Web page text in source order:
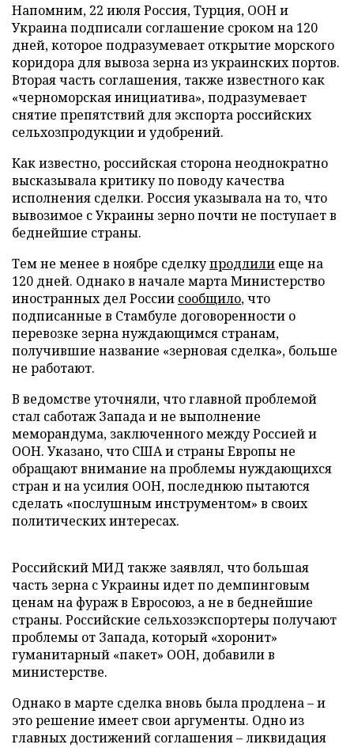
Напомним, 22 июля Россия, Турция, ООН и
Украина подписали соглашение сроком на 120
дней, которое подразумевает открытие морского
коридора для вывоза зерна из украинских портов.
Вторая часть соглашения, также известного как
«черноморская инициатива», подразумевает
снятие препятствий для экспорта российских
сельхозпродукции и удобрений.
Как известно, российская сторона неоднократно
высказывала критику по поводу качества
исполнения сделки. Россия указывала на то, что
вывозимое с Украины зерно почти не поступает в
беднейшие страны.
Тем не менее в ноябре сделкупродлили еще на
120 дней. Однако в начале марта Министерство
иностранных дел России сообщило, что
подписанные в Стамбуле договоренности о
перевозке зерна нуждающимся странам,
получившие название «зерновая сделка», больше
не работают.
В ведомстве уточняли, что главной проблемой
стал саботаж Запада и не выполнение
меморандума, заключенного между Россией и
ООН. Указано, что США и страны Европы не
обращают внимание на проблемы нуждающихся
стран и на усилия ООН, последнюю пытаются
сделать «послушным инструментом» в своих
политических интересах.
Российский МИД также заявлял, что большая
часть зерна с Украины идет по демпинговым
ценам на фураж в Евросоюз, а не в беднейшие
страны. Российские сельхозэкспортеры получают
проблемы от Запада, который «хоронит»
гуманитарный «пакет» ООН, добавили в
министерстве.
Однако в марте сделка вновь была продлена – и
это решение имеет свои аргументы. Одно из
главных достижений соглашения – ликвидация